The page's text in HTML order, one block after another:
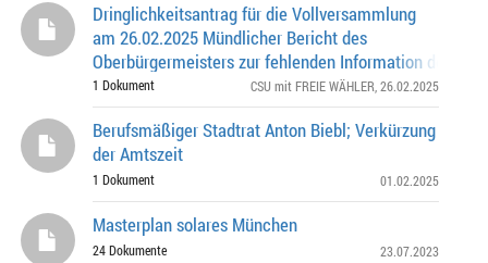
Dringlichkeitsantrag für die Vollversammlung
am 26.02.2025 Mündlicher Bericht des
Oberbürgermeisters zur fehlenden Information des
über das seit November 2024 anhängige
1 Dokument CSU mit FREIE WÄHLER , 26.02.2025
Berufsmäßiger Stadtrat Anton Biebl; Verkürzung
der Amtszeit
1 Dokument 01.02.2025
Masterplan solares München
24 Dokumente 23.07.2023